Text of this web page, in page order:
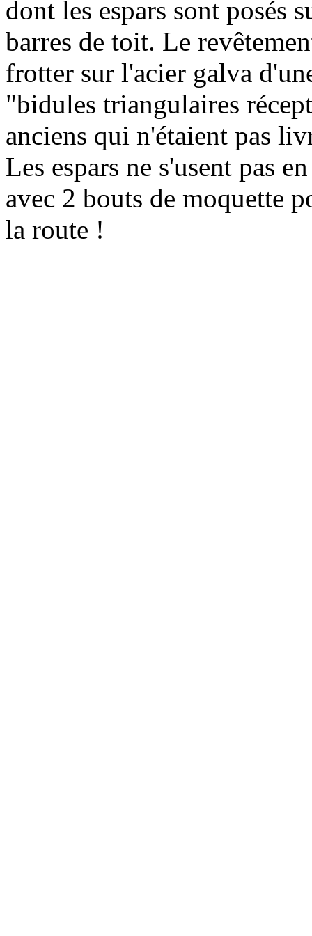
dont les espars sont posés
barres de toit. Le
frotter sur l'acier galva
"bidules triangulaires
anciens qui n'étaient pas
Les espars ne s'usent pas
avec 2 bouts de moquette
la route !